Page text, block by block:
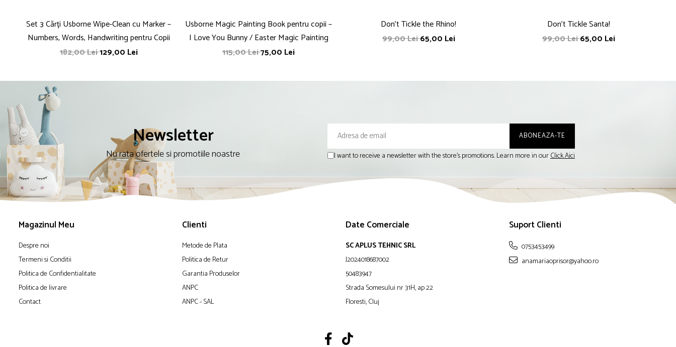
Set 3 Cărți Usborne Wipe-Clean cu Marker –
Numbers, Words, Handwriting pentru Copii
182,00 Lei129,00 Lei
Usborne Magic Painting Book pentru copii –
I Love You Bunny / Easter Magic Painting
115,00 Lei75,00 Lei
Don't Tickle the Rhino!
99,00 Lei65,00 Lei
Don't Tickle Santa!
99,00 Lei65,00 Lei
Newsletter
Nu rata ofertele si promotiile noastre I want to receive a newsletter with the store's promotions. Learn more in ourClick Aici
Magazinul Meu
Despre noi
Termeni si Conditii
Politica de Confidentialitate
Politica de livrare
Contact
Clienti
Metode de Plata
Politica de Retur
Garantia Produselor
ANPC
ANPC - SAL
Date Comerciale
SC APLUS TEHNIC SRL
J2024018687002
50483947
Strada Somesului nr 31H, ap 22
Floresti, Cluj
Suport Clienti
0753453499
anamariaoprisor@yahoo.ro